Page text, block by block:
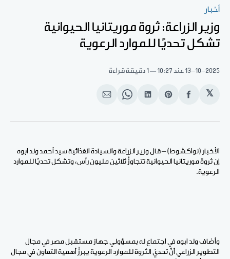
أخبار
وزير الزراعة: ثروة موريتانيا الحيوانية
تشكل تحديًا للموارد الرعوية
13-10-2025 عند 10:27 1 دقيقة قراءة
𝕏
انشر
الفيسبوك
Share
Pinterest
انشر
لينكد
Share
WhatsApp
انشر
الإيميل
الأخبار (نواكشوط) – قال وزير الزراعة والسيادة الغذائية سيد أحمد ولد ابوه
إن ثروة موريتانيا الحيوانية تتجاوزُ ثلاثين مليون رأس، وتشكل تحديًا للموارد
الرعوية.
وأضاف ولد ابوه في اجتماع له بمسؤولي جهاز مستقبل مصر في مجال
التطوير الزراعي أنّ تحديَ الثروة للموارد الرعوية يبرزُ أهمية التعاون في مجال